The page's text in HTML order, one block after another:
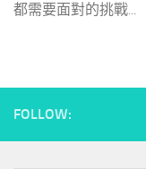
都需要面對的挑戰...
FOLLOW: